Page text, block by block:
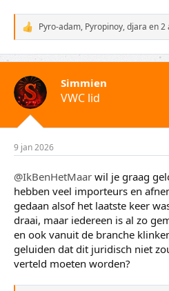
W
a
a
r
d
e
r
i
n
e
n
Pyro-adam, Pyropinoy,djara en 2
Simmien
VWC lid
9 jan 2026
@IkBenHetMaar wil je graag
hebben veel importeurs en
gedaan alsof het laatste keer
draai, maar iedereen is al zo
en ook vanuit de branche
geluiden dat dit juridisch niet
verteld moeten worden?